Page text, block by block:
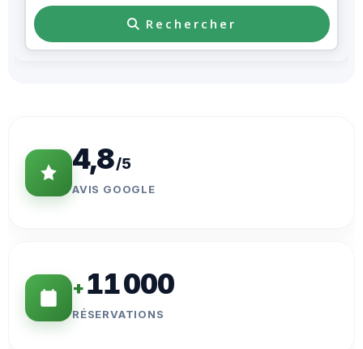
Rechercher
4,8/5
AVIS GOOGLE
+11 000
RÉSERVATIONS